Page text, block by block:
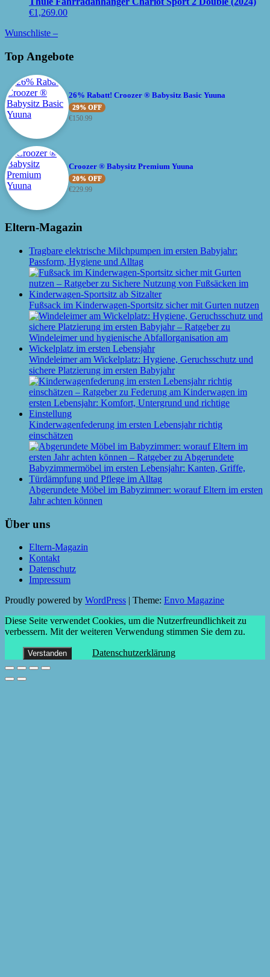
€1,269.00
Wunschliste –
Top Angebote
26% Rabatt! Croozer ® Babysitz Basic Yuuna
29% OFF
€150.99
Croozer ® Babysitz Premium Yuuna
20% OFF
€229.99
Eltern-Magazin
Tragbare elektrische Milchpumpen im ersten Babyjahr:
Passform, Hygiene und Alltag
Fußsack im Kinderwagen-Sportsitz sicher mit Gurten nutzen
Windeleimer am Wickelplatz: Hygiene, Geruchsschutz und
sichere Platzierung im ersten Babyjahr
Kinderwagenfederung im ersten Lebensjahr richtig
einschätzen
Abgerundete Möbel im Babyzimmer: worauf Eltern im ersten
Jahr achten können
Über uns
Eltern-Magazin
Kontakt
Datenschutz
Impressum
Proudly powered by WordPress Theme: Envo Magazine
Diese Seite verwendet Cookies, um die Nutzerfreundlichkeit zu
verbessern. Mit der weiteren Verwendung stimmen Sie dem zu.
Verstanden Datenschutzerklärung